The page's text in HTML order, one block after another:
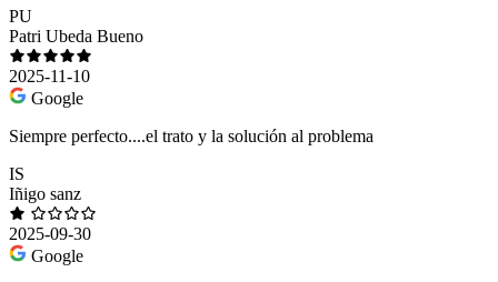
PU
Patri Ubeda Bueno
2025-11-10
Google
Siempre perfecto....el trato y la solución al problema
IS
Iñigo sanz
2025-09-30
Google